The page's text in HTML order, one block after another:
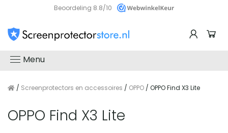
Beoordeling 8.8/10
Menu
/ Screenprotectors en accessoires / OPPO / OPPO Find X3 Lite
OPPO Find X3 Lite